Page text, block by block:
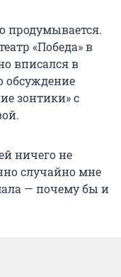
продумывается.
«Победа» в
вписался в
обсуждение
зонтики» с
ничего не
случайно мне
— почему бы и